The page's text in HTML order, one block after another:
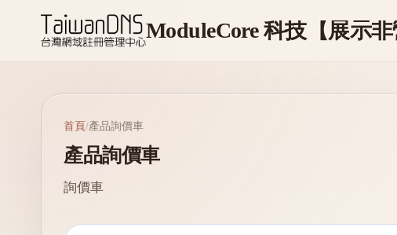
首頁/產品詢價車
產品詢價車
詢價車